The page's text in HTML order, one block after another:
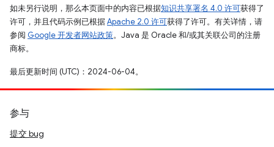
如未另行说明，那么本页面中的内容已根据知识共享署名 4.0 许可获得了
许可，并且代码示例已根据Apache 2.0 许可获得了许可。有关详情，请
参阅 Google 开发者网站政策。Java 是 Oracle 和/或其关联公司的注册
商标。
最后更新时间 (UTC)：2024-06-04。
参与
提交 bug